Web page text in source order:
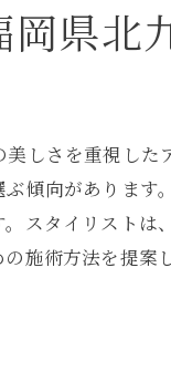
県北
しさを重視した
傾向があります
スタイリストは
施術方法を提案